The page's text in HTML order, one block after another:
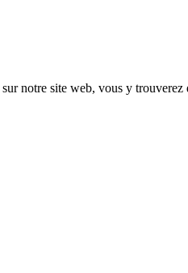
sur notre site web, vous y trouverez